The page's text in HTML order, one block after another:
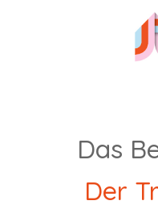
Das
Der